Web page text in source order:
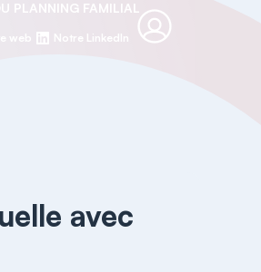
PLANNING FAMILIAL
web Notre LinkedIn
avec